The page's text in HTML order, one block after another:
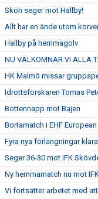
Skön seger mot Hallby!
Allt har en ände utom
Hallby på hemmagolv
NU VÄLKOMNAR VI ALLA
HK Malmö missar
Idrottsforskaren Tomas
Bottennapp mot Bajen
Bortamatch i EHF European
Fyra nya förlängningar
Seger 36-30 mot IFK
Ny hemmamatch nu mot
Vi fortsätter arbetet med